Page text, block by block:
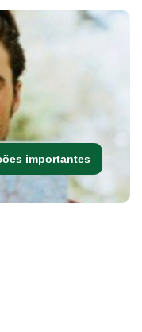
importantes